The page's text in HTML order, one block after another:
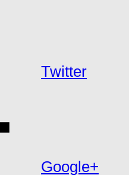
Twitter
Google+